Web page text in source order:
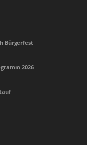
Bürgerfest
2026